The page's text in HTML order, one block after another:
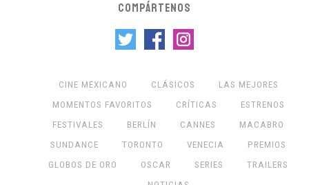
COMPÁRTENOS
CINE MEXICANO CLÁSICOS
LAS MEJORES
MOMENTOS FAVORITOS
CRÍTICAS
ESTRENOS
FESTIVALES
BERLÍN CANNES
MACABRO
SUNDANCE
TORONTO VENECIA
PREMIOS
GLOBOS DE ORO
OSCAR SERIES
TRAILERS